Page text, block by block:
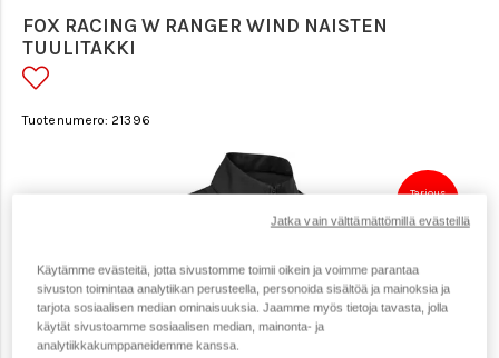
FOX RACING W RANGER WIND NAISTEN
TUULITAKKI
Tuotenumero: 21396
Tarjous
Käytämme evästeitä, jotta sivustomme toimii oikein ja voimme parantaa
sivuston toimintaa analytiikan perusteella, personoida sisältöä ja mainoksia ja
tarjota sosiaalisen median ominaisuuksia. Jaamme myös tietoja tavasta, jolla
käytät sivustoamme sosiaalisen median, mainonta- ja
analytiikkakumppaneidemme kanssa.
Jatka vain välttämättömillä evästeillä